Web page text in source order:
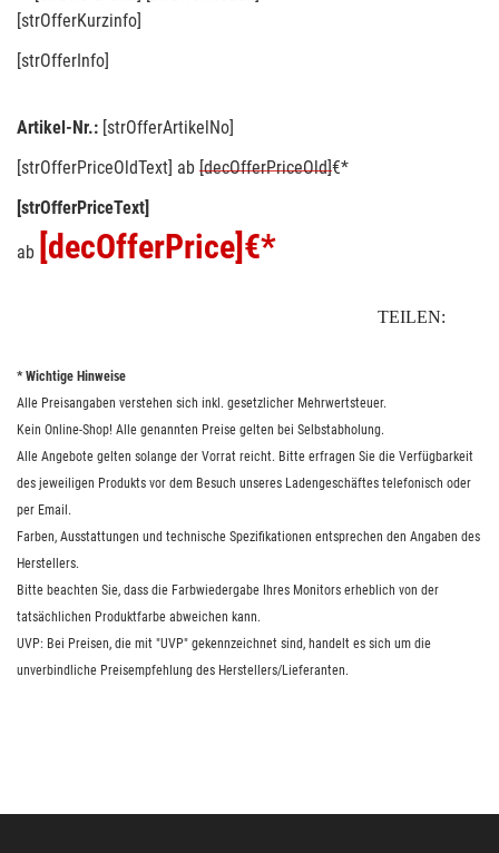
[strOfferKurzinfo]
[strOfferInfo]
Artikel-Nr.: [strOfferArtikelNo]
[strOfferPriceOldText] ab [decOfferPriceOld]€*
[strOfferPriceText]
ab [decOfferPrice] €*
TEILEN:
* Wichtige Hinweise
Alle Preisangaben verstehen sich inkl. gesetzlicher Mehrwertsteuer.
Kein Online-Shop! Alle genannten Preise gelten bei Selbstabholung.
Alle Angebote gelten solange der Vorrat reicht. Bitte erfragen Sie die Verfügbarkeit
des jeweiligen Produkts vor dem Besuch unseres Ladengeschäftes telefonisch oder
per Email.
Farben, Ausstattungen und technische Spezifikationen entsprechen den Angaben des
Herstellers.
Bitte beachten Sie, dass die Farbwiedergabe Ihres Monitors erheblich von der
tatsächlichen Produktfarbe abweichen kann.
UVP: Bei Preisen, die mit "UVP" gekennzeichnet sind, handelt es sich um die
unverbindliche Preisempfehlung des Herstellers/Lieferanten.